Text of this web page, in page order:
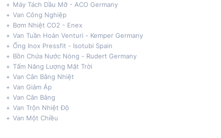
Máy Tách Dầu Mỡ - ACO Germany
Van Công Nghiệp
Bơm Nhiệt CO2 - Enex
Van Tuần Hoàn Venturi - Kemper Germany
Ống Inox Pressfit - Isotubi Spain
Bồn Chứa Nước Nóng - Rudert Germany
Tấm Năng Lượng Mặt Trời
Van Cân Bằng Nhiệt
Van Giảm Áp
Van Cân Bằng
Van Trộn Nhiệt Độ
Van Một Chiều